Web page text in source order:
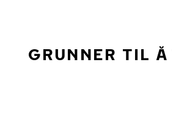
GRUNNER TIL